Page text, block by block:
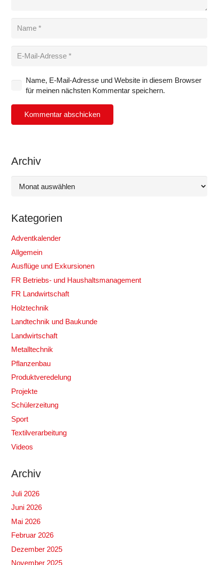
Name, E-Mail-Adresse und Website in diesem Browser
für meinen nächsten Kommentar speichern.
Kommentar abschicken
Archiv
Kategorien
Adventkalender
Allgemein
Ausflüge und Exkursionen
FR Betriebs- und Haushaltsmanagement
FR Landwirtschaft
Holztechnik
Landtechnik und Baukunde
Landwirtschaft
Metalltechnik
Pflanzenbau
Produktveredelung
Projekte
Schülerzeitung
Sport
Textilverarbeitung
Videos
Archiv
Juli 2026
Juni 2026
Mai 2026
Februar 2026
Dezember 2025
November 2025